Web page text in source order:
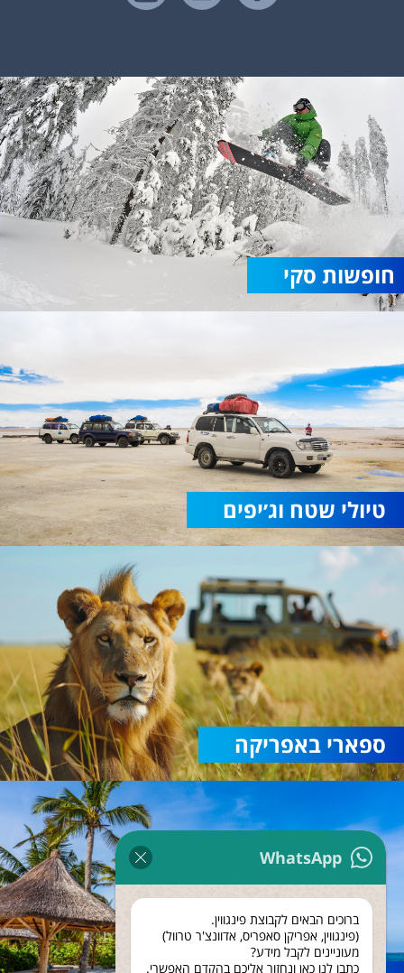
WhatsApp
ברוכים הבאים לקבוצת פינגווין.
(פינגווין, אפריקן סאפריס, אדוונצ'ר טרוול)
מעוניינים לקבל מידע?
כתבו לנו כאן ונחזור אליכם בהקדם האפשרי.
חופשות סקי
טיולי שטח וג׳יפים
ספארי באפריקה